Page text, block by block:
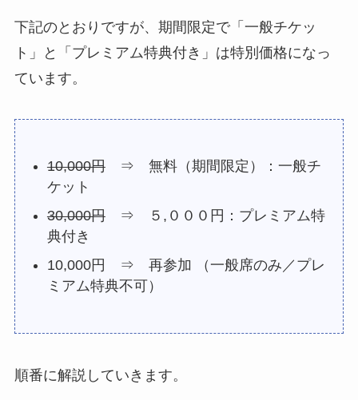
下記のとおりですが、期間限定で「一般チケッ
ト」と「プレミアム特典付き」は特別価格になっ
ています。
10,000円⇒ 無料（期間限定）：一般チ
ケット
30,000円⇒ ５,０００円：プレミアム特
典付き
10,000円 ⇒ 再参加 （一般席のみ／プレ
ミアム特典不可）
順番に解説していきます。